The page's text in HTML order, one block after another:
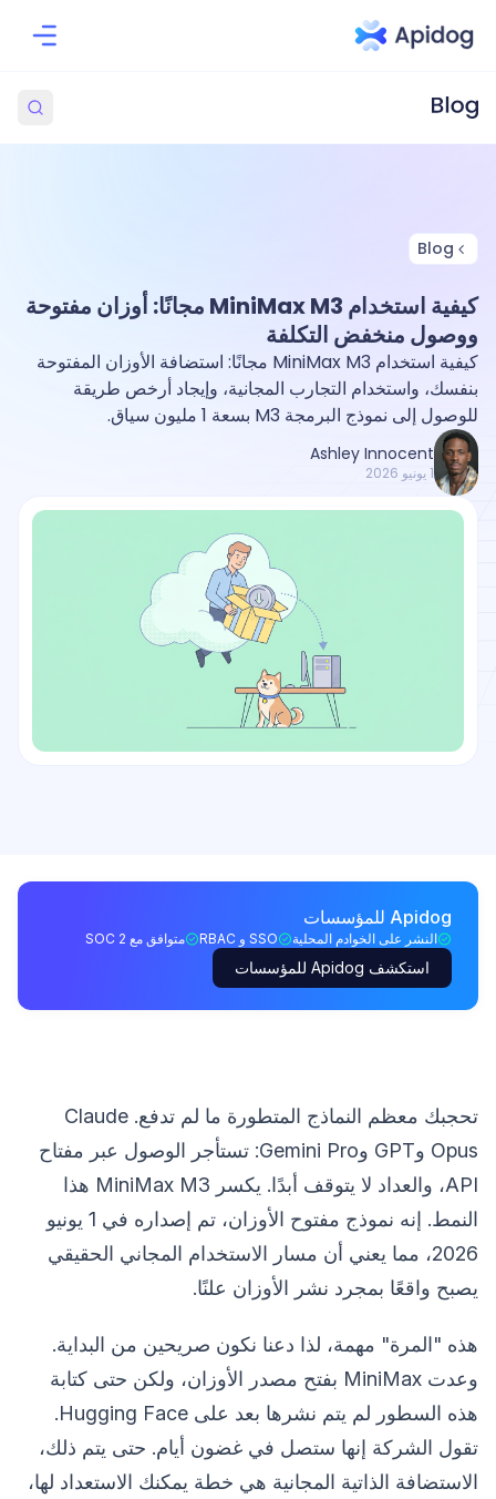
Blog
كيفية استخدام MiniMax M3 مجانًا: أوزان مفتوحة
ووصول منخفض التكلفة
كيفية استخدام MiniMax M3 مجانًا: استضافة الأوزان المفتوحة
بنفسك، واستخدام التجارب المجانية، وإيجاد أرخص طريقة
للوصول إلى نموذج البرمجة M3 بسعة 1 مليون سياق.
Ashley Innocent
1 يونيو 2026
Apidog للمؤسسات
النشر على الخوادم المحلية SSO و RBAC متوافق مع SOC 2
استكشف Apidog للمؤسسات
تحجبك معظم النماذج المتطورة ما لم تدفع. Claude
Opus وGPT وGemini Pro: تستأجر الوصول عبر مفتاح
API، والعداد لا يتوقف أبدًا. يكسر MiniMax M3 هذا
النمط. إنه نموذج مفتوح الأوزان، تم إصداره في 1 يونيو
2026، مما يعني أن مسار الاستخدام المجاني الحقيقي
يصبح واقعًا بمجرد نشر الأوزان علنًا.
هذه "المرة" مهمة، لذا دعنا نكون صريحين من البداية.
وعدت MiniMax بفتح مصدر الأوزان، ولكن حتى كتابة
هذه السطور لم يتم نشرها بعد على Hugging Face.
تقول الشركة إنها ستصل في غضون أيام. حتى يتم ذلك،
الاستضافة الذاتية المجانية هي خطة يمكنك الاستعداد لها،